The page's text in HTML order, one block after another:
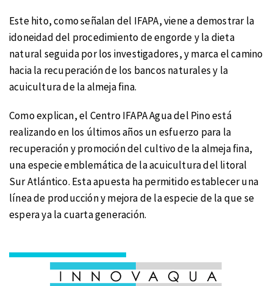
Este hito, como señalan del IFAPA, viene a demostrar la
idoneidad del procedimiento de engorde y la dieta
natural seguida por los investigadores, y marca el camino
hacia la recuperación de los bancos naturales y la
acuicultura de la almeja fina.
Como explican, el Centro IFAPA Agua del Pino está
realizando en los últimos años un esfuerzo para la
recuperación y promoción del cultivo de la almeja fina,
una especie emblemática de la acuicultura del litoral
Sur Atlántico. Esta apuesta ha permitido establecer una
línea de producción y mejora de la especie de la que se
espera ya la cuarta generación.